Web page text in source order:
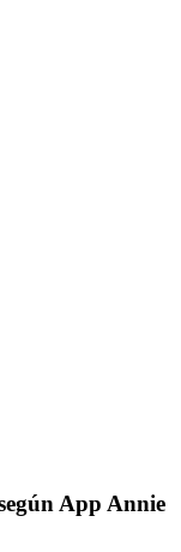
App Annie